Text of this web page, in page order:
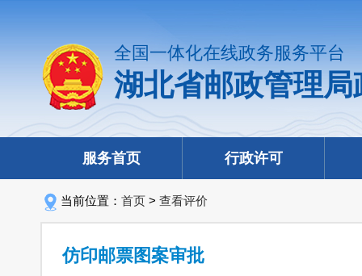
全国一体化在线政务服务平台
湖北省邮政管理
服务首页 行政许可
当前位置： 首页 > 查看评价
仿印邮票图案审批